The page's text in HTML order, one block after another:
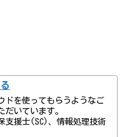
ドを使ってもらうようなご
だいています。
支援士(SC)、情報処理技術